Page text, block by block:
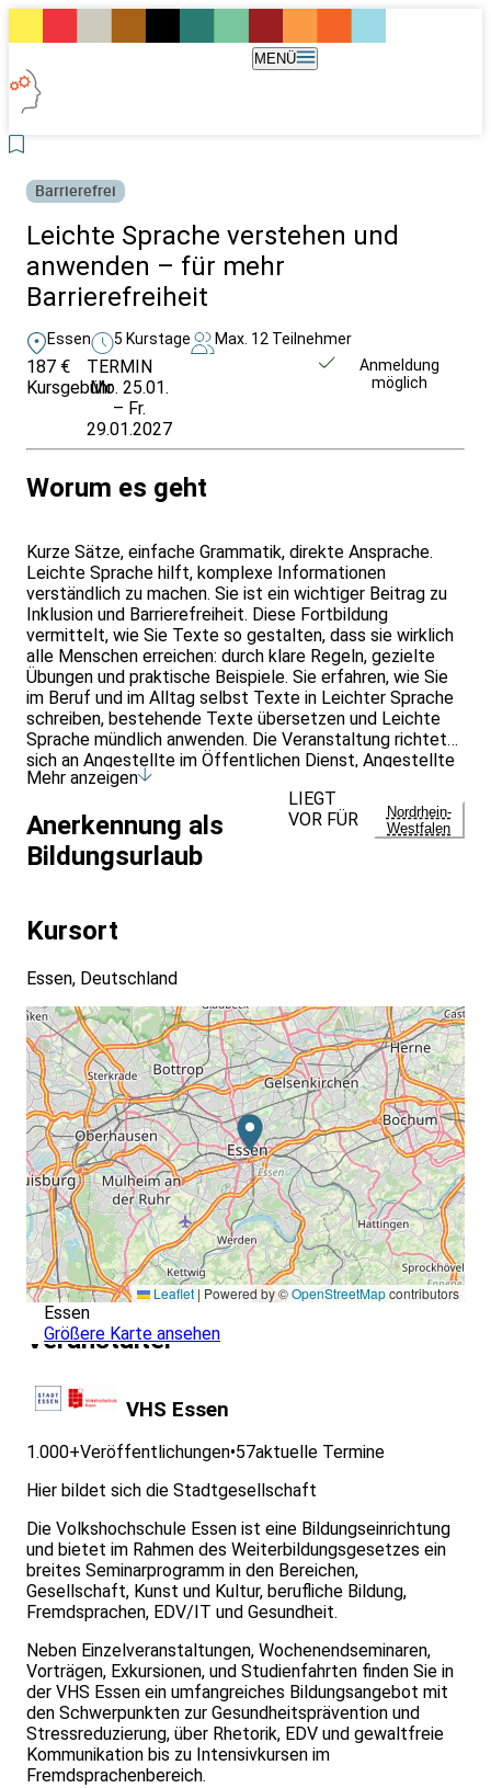
MENÜ
Barrierefrei
Leichte Sprache verstehen und
anwenden – für mehr
Barrierefreiheit
Essen 5 Kurstage Max. 12 Teilnehmer
187 €
Kursgebühr
TERMIN
Mo. 25.01.
– Fr.
29.01.2027
Anmeldung
möglich
Worum es geht
Kurze Sätze, einfache Grammatik, direkte Ansprache.
Leichte Sprache hilft, komplexe Informationen
verständlich zu machen. Sie ist ein wichtiger Beitrag zu
Inklusion und Barrierefreiheit. Diese Fortbildung
vermittelt, wie Sie Texte so gestalten, dass sie wirklich
alle Menschen erreichen: durch klare Regeln, gezielte
Übungen und praktische Beispiele. Sie erfahren, wie Sie
im Beruf und im Alltag selbst Texte in Leichter Sprache
schreiben, bestehende Texte übersetzen und Leichte
Sprache mündlich anwenden. Die Veranstaltung richtet
sich an Angestellte im Öffentlichen Dienst, Angestellte
und Selbstständige aus der Privatwirtschaft sowie
Arbeitssuchende. Es wird auf die Grundsätze für Leichte
Sprache nach der BITV 2.0 eingegangen sowie auf die
kommende DIN SPEC Leichte Sprache. Die Dozentin ist
Kommunikationsdesignerin und zertifizierte Übersetzerin
Mehr anzeigen
Anerkennung als
Bildungsurlaub
LIEGT
VOR FÜR
Nordrhein-
Westfalen
Kursort
Essen, Deutschland
Leaflet | Powered by ©OpenStreetMapcontributors
Essen
Größere Karte ansehen
Veranstalter
VHS Essen
1.000+Veröffentlichungen•57aktuelle Termine
Hier bildet sich die Stadtgesellschaft
Die Volkshochschule Essen ist eine Bildungseinrichtung
und bietet im Rahmen des Weiterbildungsgesetzes ein
breites Seminarprogramm in den Bereichen,
Gesellschaft, Kunst und Kultur, berufliche Bildung,
Fremdsprachen, EDV/IT und Gesundheit.
Neben Einzelveranstaltungen, Wochenendseminaren,
Vorträgen, Exkursionen, und Studienfahrten finden Sie in
der VHS Essen ein umfangreiches Bildungsangebot mit
den Schwerpunkten zur Gesundheitsprävention und
Stressreduzierung, über Rhetorik, EDV und gewaltfreie
Kommunikation bis zu Intensivkursen im
Fremdsprachenbereich.